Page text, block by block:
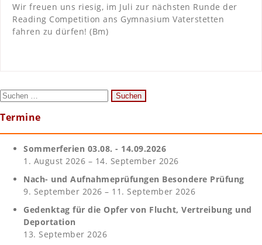
Wir freuen uns riesig, im Juli zur nächsten Runde der
Reading Competition ans Gymnasium Vaterstetten
fahren zu dürfen! (Bm)
Suchen
Termine
Sommerferien 03.08. - 14.09.2026
1. August 2026 – 14. September 2026
Nach- und Aufnahmeprüfungen Besondere Prüfung
9. September 2026 – 11. September 2026
Gedenktag für die Opfer von Flucht, Vertreibung und
Deportation
13. September 2026